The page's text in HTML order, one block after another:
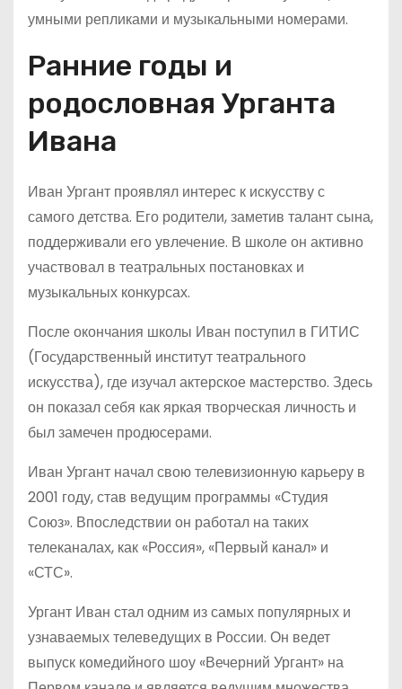
умными репликами и музыкальными номерами.
Ранние годы и
родословная Урганта
Ивана
Иван Ургант проявлял интерес к искусству с
самого детства. Его родители, заметив талант сына,
поддерживали его увлечение. В школе он активно
участвовал в театральных постановках и
музыкальных конкурсах.
После окончания школы Иван поступил в ГИТИС
(Государственный институт театрального
искусства), где изучал актерское мастерство. Здесь
он показал себя как яркая творческая личность и
был замечен продюсерами.
Иван Ургант начал свою телевизионную карьеру в
2001 году, став ведущим программы «Студия
Союз». Впоследствии он работал на таких
телеканалах, как «Россия», «Первый канал» и
«СТС».
Ургант Иван стал одним из самых популярных и
узнаваемых телеведущих в России. Он ведет
выпуск комедийного шоу «Вечерний Ургант» на